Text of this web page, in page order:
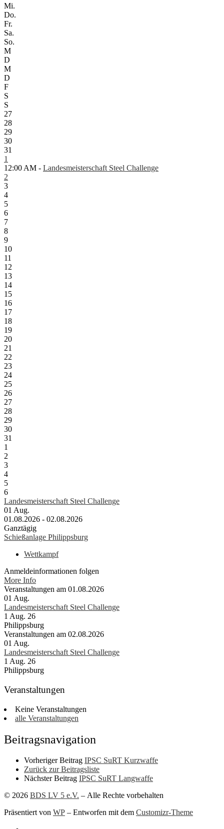
Mi.
Do.
Fr.
Sa.
So.
M
D
M
D
F
S
S
27
28
29
30
31
1
12:00 AM - Landesmeisterschaft Steel Challenge
2
3
4
5
6
7
8
9
10
11
12
13
14
15
16
17
18
19
20
21
22
23
24
25
26
27
28
29
30
31
1
2
3
4
5
6
Landesmeisterschaft Steel Challenge
01 Aug.
01.08.2026 - 02.08.2026
Ganztägig
Schießanlage Philippsburg
Wettkampf
Anmeldeinformationen folgen
More Info
Veranstaltungen am 01.08.2026
01 Aug.
Landesmeisterschaft Steel Challenge
1 Aug. 26
Philippsburg
Veranstaltungen am 02.08.2026
01 Aug.
Landesmeisterschaft Steel Challenge
1 Aug. 26
Philippsburg
Veranstaltungen
Keine Veranstaltungen
alle Veranstaltungen
Beitragsnavigation
Vorheriger Beitrag IPSC SuRT Kurzwaffe
Zurück zur Beitragsliste
Nächster Beitrag IPSC SuRT Langwaffe
© 2026 BDS LV 5 e.V. – Alle Rechte vorbehalten
Präsentiert von WP – Entworfen mit dem Customizr-Theme